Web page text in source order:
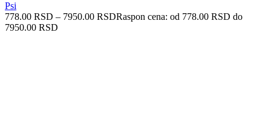
Psi
778.00 RSD – 7950.00 RSDRaspon cena: od 778.00 RSD do
7950.00 RSD